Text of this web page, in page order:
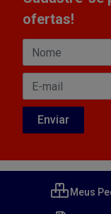
ofertas!
Meus